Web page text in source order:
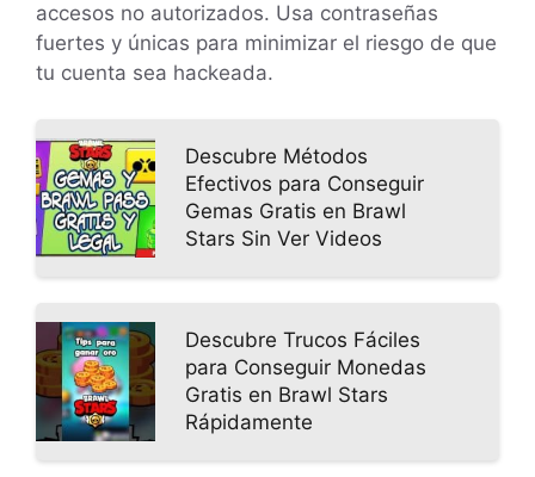
accesos no autorizados. Usa contraseñas
fuertes y únicas para minimizar el riesgo de que
tu cuenta sea hackeada.
Descubre Métodos
Efectivos para Conseguir
Gemas Gratis en Brawl
Stars Sin Ver Videos
Descubre Trucos Fáciles
para Conseguir Monedas
Gratis en Brawl Stars
Rápidamente